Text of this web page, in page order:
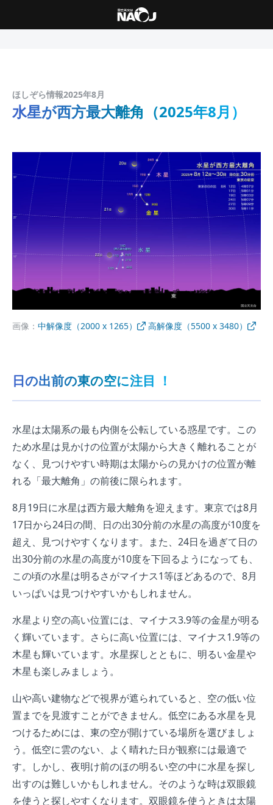
ほしぞら情報2025年8月
水星が西方最大離角（2025年8月）
画像： 中解像度（2000 x 1265） 高解像度（5500 x 3480）
日の出前の東の空に注目 ！
水星は太陽系の最も内側を公転している惑星です。この
ため水星は見かけの位置が太陽から大きく離れることが
なく、見つけやすい時期は太陽からの見かけの位置が離
れる「最大離角」の前後に限られます。
8月19日に水星は西方最大離角を迎えます。東京では8月
17日から24日の間、日の出30分前の水星の高度が10度を
超え、見つけやすくなります。また、24日を過ぎて日の
出30分前の水星の高度が10度を下回るようになっても、
この頃の水星は明るさがマイナス1等ほどあるので、8月
いっぱいは見つけやすいかもしれません。
水星より空の高い位置には、マイナス3.9等の金星が明る
く輝いています。さらに高い位置には、マイナス1.9等の
木星も輝いています。水星探しとともに、明るい金星や
木星も楽しみましょう。
山や高い建物などで視界が遮られていると、空の低い位
置までを見渡すことができません。低空にある水星を見
つけるためには、東の空が開けている場所を選びましょ
う。低空に雲のない、よく晴れた日が観察には最適で
す。しかし、夜明け前のほの明るい空の中に水星を探し
出すのは難しいかもしれません。そのような時は双眼鏡
を使うと探しやすくなります。双眼鏡を使うときは太陽